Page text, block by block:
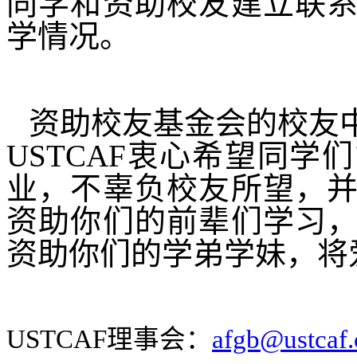
学情况。
资助校友基金会的校友
USTCAF衷心希望同学
业，不辜负校友所望，
资助你们的前辈们学习
资助你们的学弟学妹，
USTCAF理事会：